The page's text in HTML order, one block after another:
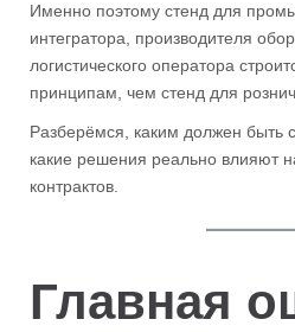
Именно поэтому стенд для
интегратора, производителя
логистического оператора
принципам, чем стенд для
Разберёмся, каким должен быть
какие решения реально влияют
контрактов.
Главная